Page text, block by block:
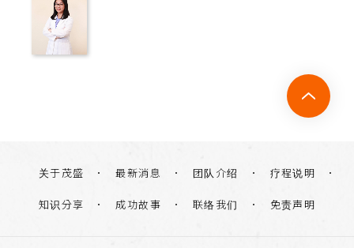
关于茂盛 最新消息 团队介绍 疗程说明
知识分享 成功故事 联络我们 免责声明